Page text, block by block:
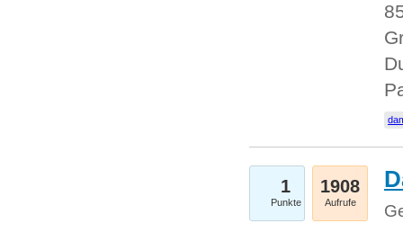
1
Punkte
1908
Aufrufe